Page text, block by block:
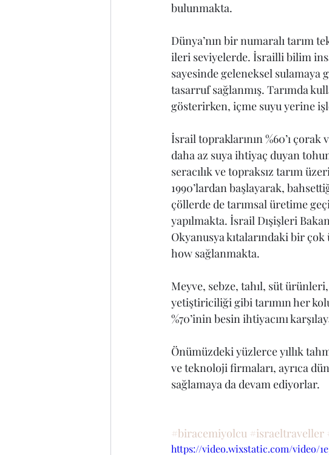
bulunmakta.
Dünya’nın bir numaralı tarım
ileri seviyelerde. İsrailli bilim
sayesinde geleneksel sulamaya
tasarruf sağlanmış. Tarımda
gösterirken, içme suyu yerine
İsrail topraklarının %60’ı çorak
daha az suya ihtiyaç duyan
seracılık ve topraksız tarım
1990’lardan başlayarak,
çöllerde de tarımsal üretime
yapılmakta. İsrail Dışişleri
Okyanusya kıtalarındaki bir
how sağlanmakta.
Meyve, sebze, tahıl, süt
yetiştiriciliği gibi tarımın her
%70’inin besin ihtiyacını
Önümüzdeki yüzlerce yıllık
ve teknoloji firmaları, ayrıca
sağlamaya da devam ediyorlar.
#biracemiyolcu #israeltraveller
https://video.wixstatic.com/video/